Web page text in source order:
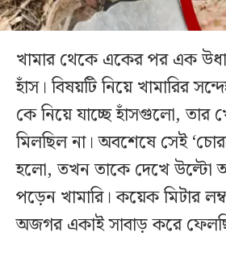
খামার থেকে একের পর এক
হাঁস। বিষয়টি নিয়ে খামারির
কে নিয়ে যাচ্ছে হাঁসগুলো,
মিলছিল না। অবশেষে সেই
হলো, তখন তাকে দেখে উল্টো
পড়েন খামারি। কয়েক মিটার
অজগর একাই সাবাড় করে